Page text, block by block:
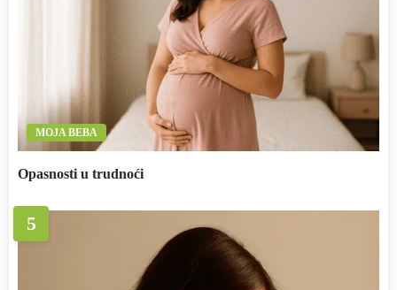
MOJA BEBA
Opasnosti u trudnoći
5